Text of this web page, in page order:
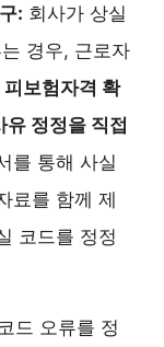
: 회사가 상실
경우, 근로자
피보험자격 확
유 정정을 직접
를 통해 사실
료를 함께 제
코드를 정정
드 오류를 정